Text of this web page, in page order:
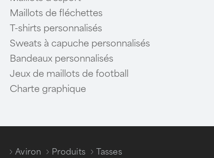
Maillots de fléchettes
T-shirts personnalisés
Sweats à capuche personnalisés
Bandeaux personnalisés
Jeux de maillots de football
Charte graphique
Aviron
Produits
Tasses